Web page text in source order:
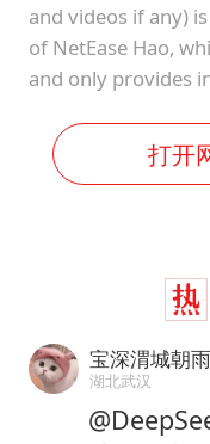
and videos if any)
of NetEase Hao,
and only provides
打开
宝深渭城朝雨
湖北武汉